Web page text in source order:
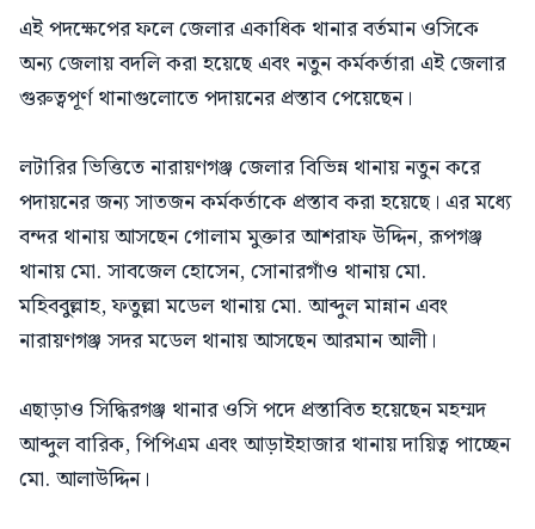
এই পদক্ষেপের ফলে জেলার একাধিক থানার বর্তমান ওসিকে
অন্য জেলায় বদলি করা হয়েছে এবং নতুন কর্মকর্তারা এই জেলার
গুরুত্বপূর্ণ থানাগুলোতে পদায়নের প্রস্তাব পেয়েছেন।
লটারির ভিত্তিতে নারায়ণগঞ্জ জেলার বিভিন্ন থানায় নতুন করে
পদায়নের জন্য সাতজন কর্মকর্তাকে প্রস্তাব করা হয়েছে। এর মধ্যে
বন্দর থানায় আসছেন গোলাম মুক্তার আশরাফ উদ্দিন, রূপগঞ্জ
থানায় মো. সাবজেল হোসেন, সোনারগাঁও থানায় মো.
মহিববুল্লাহ, ফতুল্লা মডেল থানায় মো. আব্দুল মান্নান এবং
নারায়ণগঞ্জ সদর মডেল থানায় আসছেন আরমান আলী।
এছাড়াও সিদ্ধিরগঞ্জ থানার ওসি পদে প্রস্তাবিত হয়েছেন মহম্মদ
আব্দুল বারিক, পিপিএম এবং আড়াইহাজার থানায় দায়িত্ব পাচ্ছেন
মো. আলাউদ্দিন।